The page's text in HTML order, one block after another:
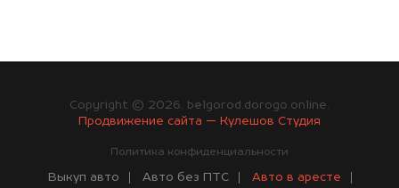
Copyright © 2026. belgorod.dorogo.online.
Продвижение сайта — Кулешов Студия
Политика конфиденциальности
Выкуп авто Авто без ПТС Авто в аресте